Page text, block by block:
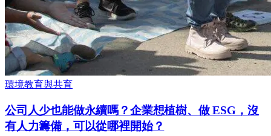
環境教育與共育
公司人少也能做永續嗎？企業想植樹、做 ESG，沒
有人力籌備，可以從哪裡開始？